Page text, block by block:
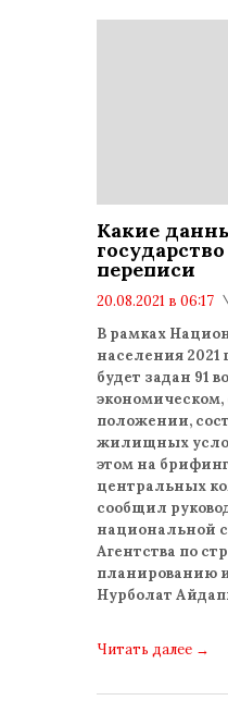
Какие
переписи
20.08.2021 в 06:17
В рамках
населения 2021
будет задан 91
положении,
жилищных
этом на
центральных
сообщил
национальной
Агентства по
планированию
Нурболат
Читать далее →